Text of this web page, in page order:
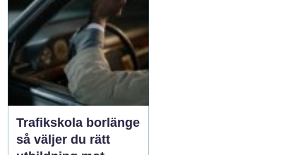
Trafikskola borlänge
så väljer du rätt